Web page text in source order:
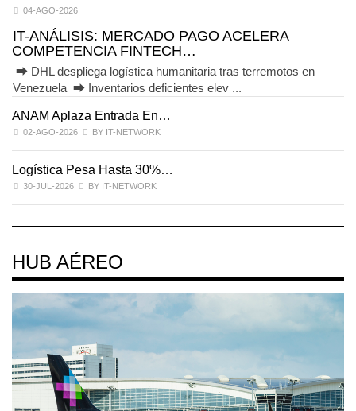
04-AGO-2026
IT-ANÁLISIS: MERCADO PAGO ACELERA
COMPETENCIA FINTECH…
⮕ DHL despliega logística humanitaria tras terremotos en
Venezuela ⮕ Inventarios deficientes elev ...
ANAM Aplaza Entrada En…
02-AGO-2026 BY IT-NETWORK
Logística Pesa Hasta 30%…
30-JUL-2026 BY IT-NETWORK
HUB AÉREO